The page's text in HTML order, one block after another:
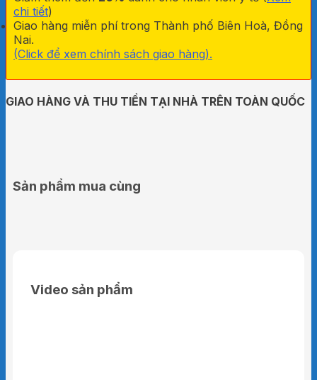
chi tiết)
Giao hàng miễn phí trong Thành phố Biên Hoà, Đồng
Nai.
(Click để xem chính sách giao hàng).
GIAO HÀNG VÀ THU TIỀN TẠI NHÀ TRÊN TOÀN QUỐC
Sản phẩm mua cùng
Video sản phẩm